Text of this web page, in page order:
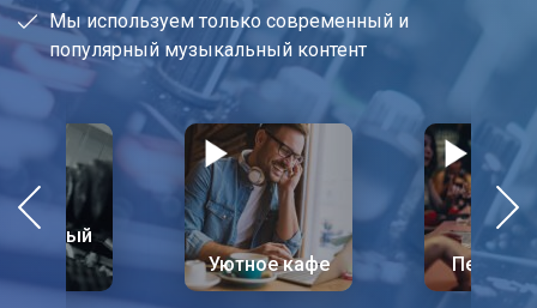
Мы используем только современный и
популярный музыкальный контент
Уютное кафе Пенный